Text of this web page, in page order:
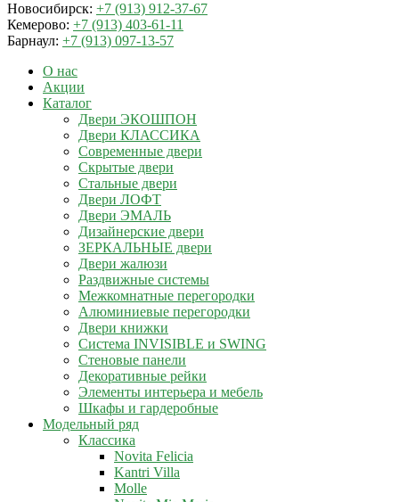
Новосибирск: +7 (913) 912-37-67
Кемерово: +7 (913) 403-61-11
Барнаул: +7 (913) 097-13-57
О нас
Акции
Каталог
Двери ЭКОШПОН
Двери КЛАССИКА
Современные двери
Скрытые двери
Стальные двери
Двери ЛОФТ
Двери ЭМАЛЬ
Дизайнерские двери
ЗЕРКАЛЬНЫЕ двери
Двери жалюзи
Раздвижные системы
Межкомнатные перегородки
Алюминиевые перегородки
Двери книжки
Система INVISIBLE и SWING
Стеновые панели
Декоративные рейки
Элементы интерьера и мебель
Шкафы и гардеробные
Модельный ряд
Классика
Novita Felicia
Kantri Villa
Molle